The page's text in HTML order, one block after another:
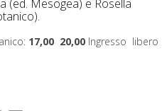
(ed. Mesogea) e Rosella
17,00  20,00 Ingresso libero